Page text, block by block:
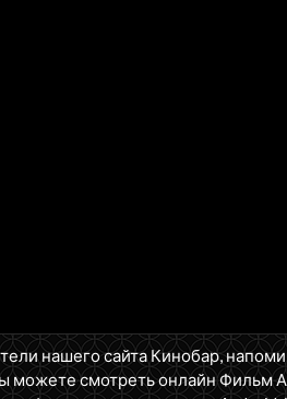
нашего сайта Кинобар,
можете смотреть онлайн Фильм